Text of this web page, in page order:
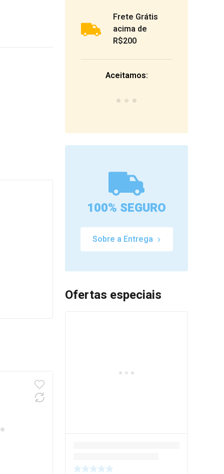
Frete Grátis
acima de
R$200
Aceitamos:
100% SEGURO
Sobre a Entrega
Ofertas especiais